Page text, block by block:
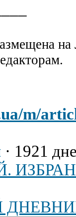
на
m/
· 1921